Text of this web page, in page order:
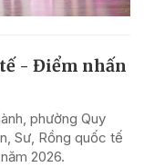
tế - Điểm nhấn
phường Quy
Sư, Rồng quốc tế
2026.